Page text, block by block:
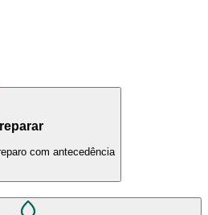
com antecedência